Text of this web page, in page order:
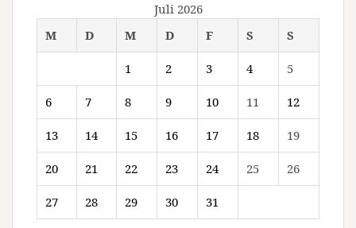
Juli 2026
M
D M D F S S
1 2 3 4 5
6 7 8 9 10 11 12
13 14 15 16 17 18 19
20 21 22 23 24 25 26
27 28 29 30 31